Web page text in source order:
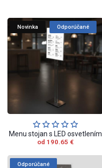
Novinka Odporúčané
Menu stojan s LED osvetlením
od 190.65 €
Odporúčané